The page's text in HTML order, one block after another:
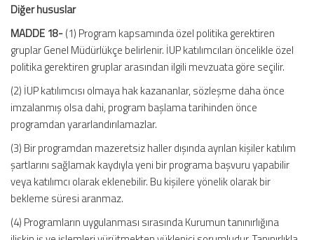
Diğer hususlar
MADDE 18-(1) Program kapsamında özel politika gerektiren
gruplar Genel Müdürlükçe belirlenir. İUP katılımcıları öncelikle özel
politika gerektiren gruplar arasından ilgili mevzuata göre seçilir.
(2) İUP katılımcısı olmaya hak kazananlar, sözleşme daha önce
imzalanmış olsa dahi, program başlama tarihinden önce
programdan yararlandırılamazlar.
(3) Bir programdan mazeretsiz haller dışında ayrılan kişiler katılım
şartlarını sağlamak kaydıyla yeni bir programa başvuru yapabilir
veya katılımcı olarak eklenebilir. Bu kişilere yönelik olarak bir
bekleme süresi aranmaz.
(4) Programların uygulanması sırasında Kurumun tanınırlığına